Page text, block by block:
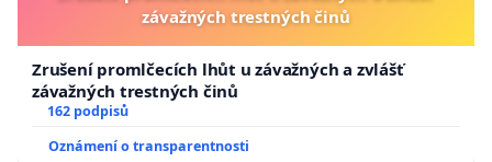
závažných trestných činů
Zrušení promlčecích lhůt u závažných a zvlášť
závažných trestných činů
162 podpisů
Oznámení o transparentnosti